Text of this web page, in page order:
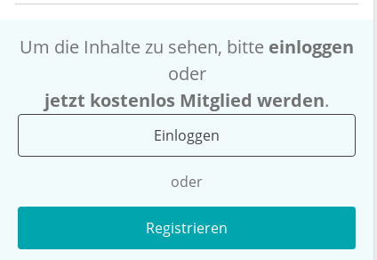
Um die Inhalte zu sehen, bitte einloggen
oder
jetzt kostenlos Mitglied werden.
Einloggen
oder
Registrieren